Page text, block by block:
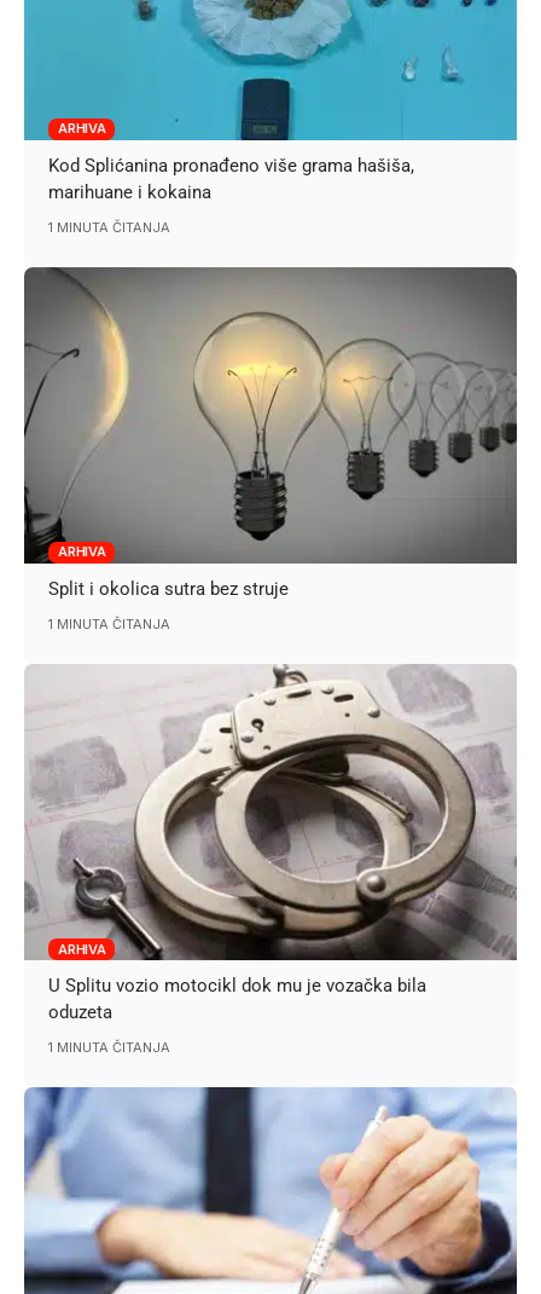
ARHIVA
Kod Splićanina pronađeno više grama hašiša,
marihuane i kokaina
1 MINUTA ČITANJA
ARHIVA
Split i okolica sutra bez struje
1 MINUTA ČITANJA
ARHIVA
U Splitu vozio motocikl dok mu je vozačka bila
oduzeta
1 MINUTA ČITANJA